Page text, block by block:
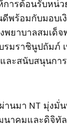
ารต้อนรับหน่ว
พร้อมกับมอบเ
ยาบาลสมเด็จ
รมราชินูปถัมภ์
ะสนับสนุนการ
านมา NT มุ่งมั่
าคมและดิจิทัล